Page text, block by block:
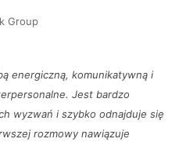
Group
energiczną, komunikatywną i
Jest bardzo
wyzwań i szybko odnajduje się
rozmowy nawiązuje